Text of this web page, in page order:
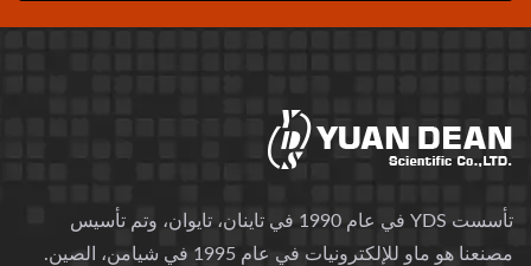
تأسست YDS في عام 1990 في تاينان، تايوان، وتم تأسيس
مصنعنا هو ماو للإلكترونيات في عام 1995 في شيامن، الصين.